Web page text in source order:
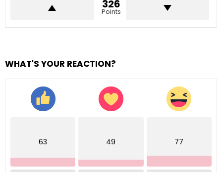
326
Points
WHAT'S YOUR REACTION?
63 49 77